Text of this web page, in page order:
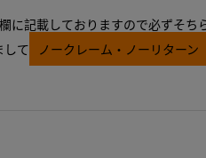
に記載しておりますので必ずそち
して ノークレーム・ノーリターン